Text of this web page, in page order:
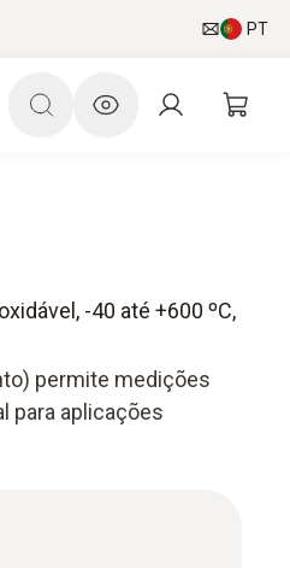
PT
-40 até +600 ºC,
permite medições
para aplicações